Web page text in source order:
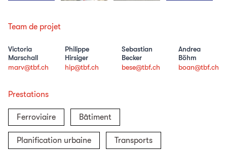
Team de projet
Victoria
Marschall
marv@tbf.ch
Philippe
Hirsiger
hip@tbf.ch
Sebastian
Becker
bese@tbf.ch
Andrea
Böhm
boan@tbf.ch
Prestations
Ferroviaire Bâtiment
Planification urbaine Transports